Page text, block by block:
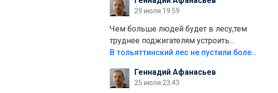
плитки не хватило,т.к.осенью и зимой
лежала в парке и испортилась.Да
еще,видимо,часть украли.
29 июля 19:59
Чем больше людей будет в лесу,тем
труднее поджигателям устроить
пожар.Тех кто разводит костры,тех
полно стоит,почему водители всё
равно едут в лес? Штрафы мизерные.
В тольяттинский лес не пустили более тысячи автомобилей
Геннадий Афанасьев
25 июля 23:43